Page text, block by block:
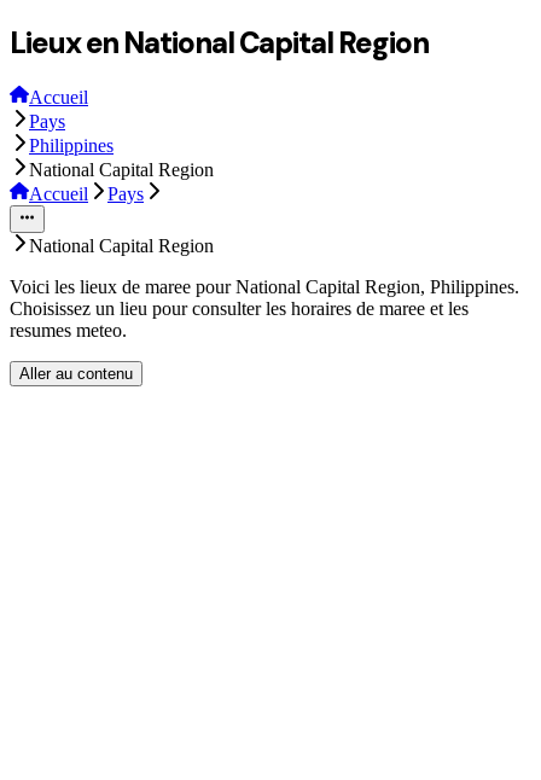
Lieux en National Capital Region
Accueil
Pays
Philippines
National Capital Region
Accueil
Pays
National Capital Region
Voici les lieux de maree pour National Capital Region, Philippines.
Choisissez un lieu pour consulter les horaires de maree et les
resumes meteo.
Aller au contenu